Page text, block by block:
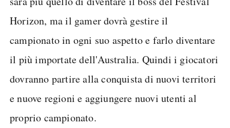
Horizon, ma il gamer dovrà gestire il
campionato in ogni suo aspetto e farlo diventare
il più importate dell'Australia. Quindi i giocatori
dovranno partire alla conquista di nuovi territori
e nuove regioni e aggiungere nuovi utenti al
proprio campionato.